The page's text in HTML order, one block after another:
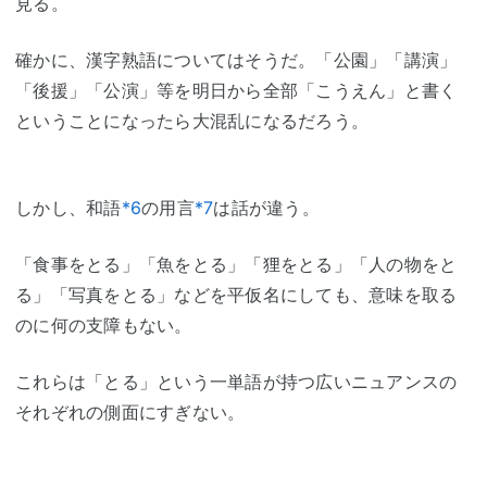
確かに、漢字熟語についてはそうだ。「公園」「講演」
「後援」「公演」等を明日から全部「こうえん」と書く
ということになったら大混乱になるだろう。
しかし、和語*6の用言*7は話が違う。
「食事をとる」「魚をとる」「狸をとる」「人の物をと
る」「写真をとる」などを平仮名にしても、意味を取る
のに何の支障もない。
これらは「とる」という一単語が持つ広いニュアンスの
それぞれの側面にすぎない。